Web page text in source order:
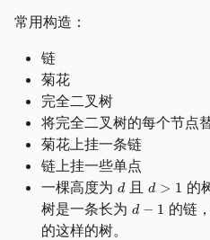
常用构造：
链
菊花
完全二叉树
将完全二叉树的每个节点
菊花上挂一条链
链上挂一些单点
一棵高度为
且
的
树是一条长为
的链
的这样的树。